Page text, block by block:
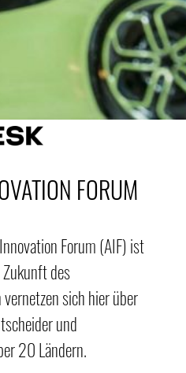
FORUM
Forum (AIF) ist
des
sich hier über
und
20 Ländern.